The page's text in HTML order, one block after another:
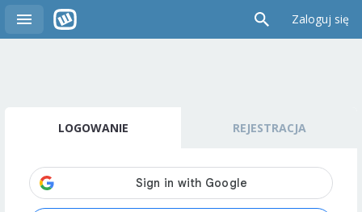
Zaloguj się
LOGOWANIE REJESTRACJA